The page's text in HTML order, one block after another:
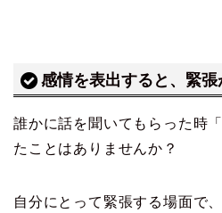
感情を表出すると、緊張
誰かに話を聞いてもらった時
たことはありませんか？
自分にとって緊張する場面で